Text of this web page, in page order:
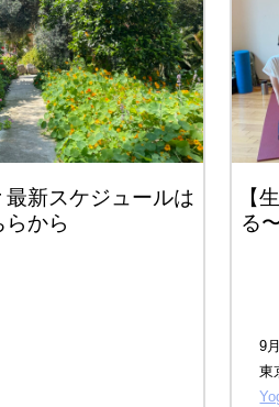
新スケジュールは
らから
【
る
9
東